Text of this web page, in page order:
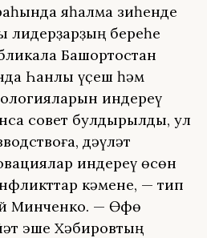
яһалма зиһенде
лидерҙарҙың береһе
Башҡортостан
Һанлы үҫеш һәм
индереү
совет булдырылды, ул
дәүләт
индереү өсөн
кәмене, — тип
Минченко. — Өфө
эше Хәбировтың